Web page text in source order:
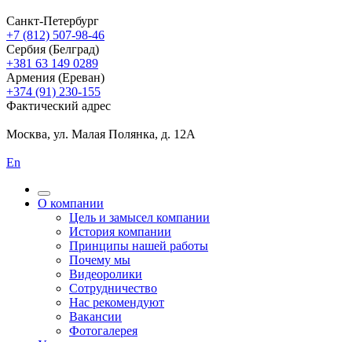
Санкт-Петербург
+7 (812) 507-98-46
Сербия (Белград)
+381 63 149 0289
Армения (Ереван)
+374 (91) 230-155
Фактический адрес
Москва, ул. Малая Полянка, д. 12А
En
О компании
Цель и замысел компании
История компании
Принципы нашей работы
Почему мы
Видеоролики
Сотрудничество
Нас рекомендуют
Вакансии
Фотогалерея